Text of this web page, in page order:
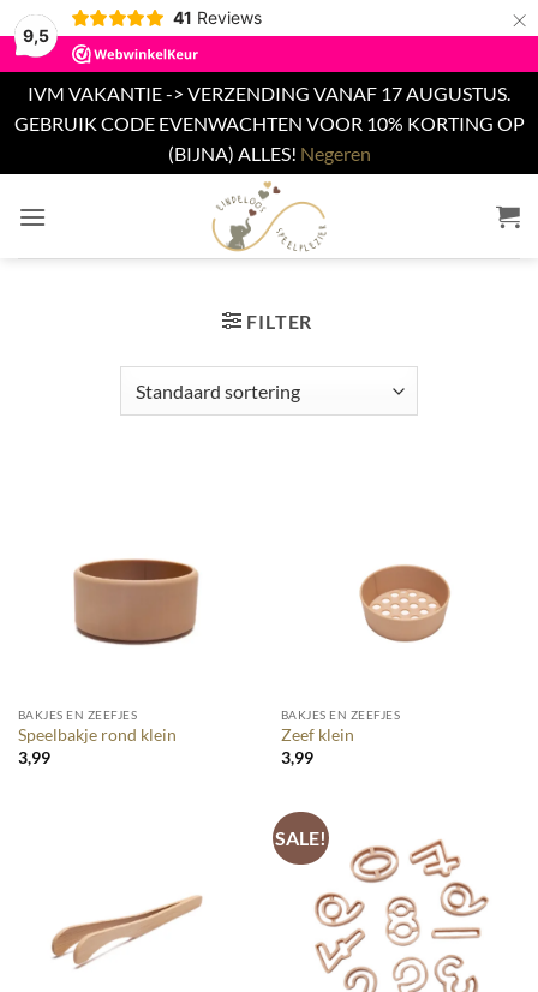
9,5
41 Reviews ×
IVM VAKANTIE -> VERZENDING VANAF 17 AUGUSTUS.
GEBRUIK CODE EVENWACHTEN VOOR 10% KORTING OP
(BIJNA) ALLES! Negeren
naar
FILTER
BAKJES EN ZEEFJES
Speelbakje rond klein
3,99
BAKJES EN ZEEFJES
Zeef klein
3,99
SALE!